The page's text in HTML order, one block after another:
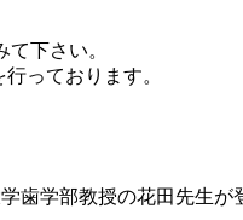
下さい。
っております。
歯学部教授の花田先生が